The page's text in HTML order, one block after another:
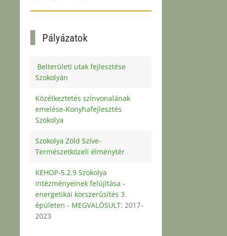
Pályázatok
Belterületi utak fejlesztése
Szokolyán
Közétkeztetés színvonalának
emelése-Konyhafejlesztés
Szokolya
Szokolya Zöld Szíve-
Természetközeli élménytér
KEHOP-5.2.9 Szokolya
intézményeinek felújítása -
energetikai korszerűsítés 3
épületen - MEGVALÓSULT: 2017-
2023